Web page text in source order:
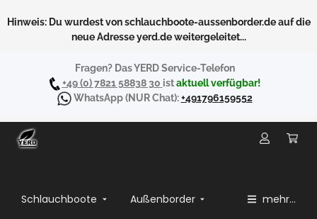
Hinweis: Du wurdest von schlauchboote-aussenborder.de auf die
neue Adresse yerd.de weitergeleitet...
Fragen? Das YERD Service-Telefon
+49 (0) 7821 58838 30 istaktuell verfügbar!
WhatsApp(NUR Chat):+491796159552
Schlauchboote Außenborder mehr...